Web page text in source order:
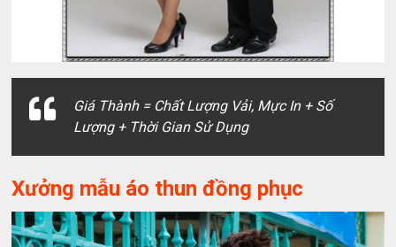
Giá Thành = Chất Lượng Vải, Mực In + Số
Lượng + Thời Gian Sử Dụng
Xưởng mẫu áo thun đồng phục